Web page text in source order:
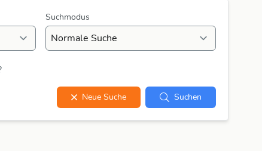
Suchmodus
Neue Suche Suchen